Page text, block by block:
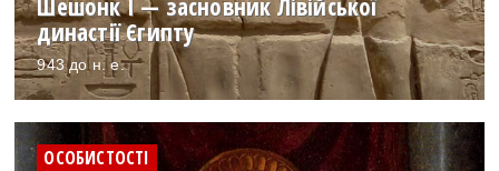
династії Єгипту
943 до н. е.
ОСОБИСТОСТІ